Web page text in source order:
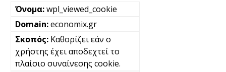
wpl_viewed_cookie
economix.gr
Καθορίζει εάν ο
χρήστης έχει αποδεχτεί το
πλαίσιο συναίνεσης cookie.